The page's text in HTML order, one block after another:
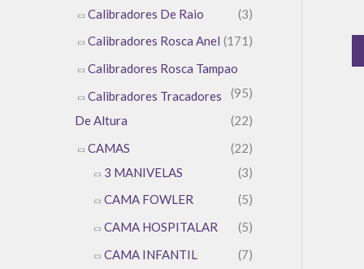
Calibradores De Raio
(3)
Calibradores Rosca Anel (171)
Calibradores Rosca Tampao
(95)
Calibradores Tracadores
De Altura
(22)
CAMAS
(22)
3 MANIVELAS
(3)
CAMA FOWLER
(5)
CAMA HOSPITALAR
(5)
CAMA INFANTIL
(7)